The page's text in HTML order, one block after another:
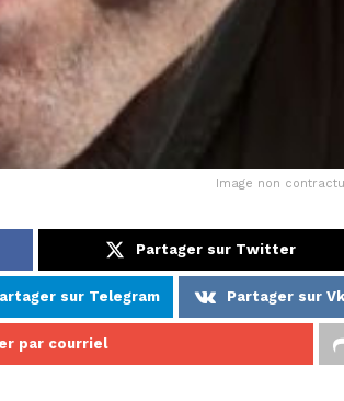
Image non
Partager sur Twitter
sur Telegram Partager sur Vk
par courriel